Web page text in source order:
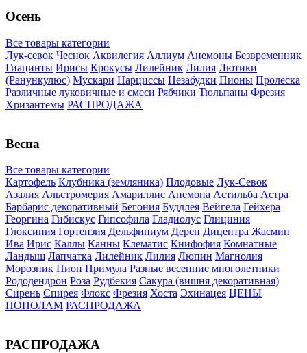
Осень
Все товары категории
Лук-севок Чеснок Аквилегия Аллиум Анемоны Безвременник
Гиацинты Ирисы Крокусы Лилейник Лилия Лютики
(Ранункулюс) Мускари Нарцисcы Незабудки Пионы Пролеска
Различные луковичные и смеси Рябчики Тюльпаны Фрезия
Хризантемы РАСПРОДАЖА
Весна
Все товары категории
Картофель Клубника (земляника) Плодовые Лук-Севок
Азалия Альстромерия Амариллис Анемона Астильба Астра
Барбарис декоративный Бегония Буддлея Вейгела Гейхера
Георгина Гибискус Гипсофила Гладиолус Глициния
Глоксиния Гортензия Дельфиниум Дерен Дицентра Жасмин
Ива Ирис Каллы Канны Клематис Книфофия Комнатные
Ландыш Лапчатка Лилейник Лилия Люпин Магнолия
Морозник Пион Примула Разные весенние многолетники
Рододендрон Роза Рудбекия Сакура (вишня декоративная)
Сирень Спирея Флокс Фрезия Хоста Эхинацея ЦЕНЫ
ПОПОЛАМ РАСПРОДАЖА
РАСПРОДАЖА